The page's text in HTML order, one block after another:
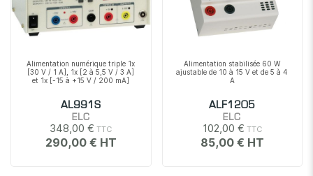
Alimentation numérique triple 1x
[30 V / 1 A], 1x [2 à 5,5 V / 3 A]
et 1x [-15 à +15 V / 200 mA]
AL991S
ELC
348,00 €
290,00 €
Alimentation stabilisée 60 W
ajustable de 10 à 15 V et de 5 à 4
A
ALF1205
ELC
102,00 €
85,00 €